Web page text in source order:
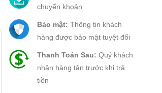
chuyển khoản
Bảo mật: Thông tin khách
hàng được bảo mật tuyệt đối
Thanh Toán Sau: Quý khách
nhận hàng tận trước khi trả
tiền